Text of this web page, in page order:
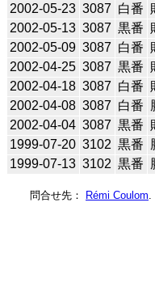
2002-05-23 3087 白番
2002-05-13 3087 黒番
2002-05-09 3087 白番
2002-04-25 3087 黒番
2002-04-18 3087 白番
2002-04-08 3087 白番
2002-04-04 3087 黒番
1999-07-20 3102 黒番
1999-07-13 3102 黒番
問合せ先： Rémi Coulom